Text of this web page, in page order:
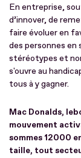
En entreprise,
d’innover, de
faire évoluer en
des personnes en
stéréotypes et
s'ouvre au
tous à y gagner.
Mac Donalds,
mouvement
sommes 12000
taille, tout